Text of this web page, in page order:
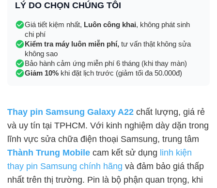
LÝ DO CHỌN CHÚNG TÔI
Giá tiết kiệm nhất, Luôn công khai, không phát sinh
chi phí
Kiểm tra máy luôn miễn phí, tư vấn thật không sửa
không sao
Bảo hành cảm ứng miễn phí 6 tháng (khi thay màn)
Giảm 10% khi đặt lịch trước (giảm tối đa 50.000đ)
Thay pin Samsung Galaxy A22 chất lượng, giá rẻ
và uy tín tại TPHCM. Với kinh nghiệm dày dặn trong
lĩnh vực sửa chữa điện thoại Samsung, trung tâm
Thành Trung Mobile cam kết sử dụng linh kiện
thay pin Samsung chính hãng và đảm bảo giá thấp
nhất trên thị trường. Pin là bộ phận quan trọng, khi